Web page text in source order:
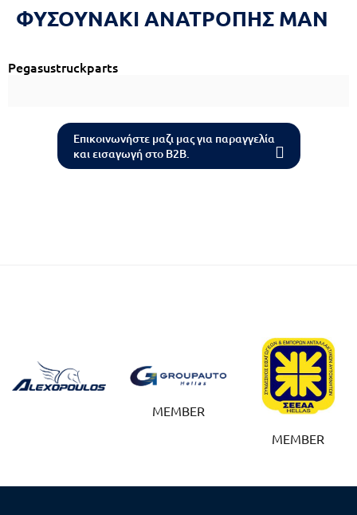
ΦΥΣΟΥΝΑΚΙ ΑΝΑΤΡΟΠΗΣ ΜΑΝ
Pegasustruckparts
Επικοινωνήστε μαζι μας για παραγγελία
και εισαγωγή στο B2B.
MEMBER
MEMBER
Reset
all
cached